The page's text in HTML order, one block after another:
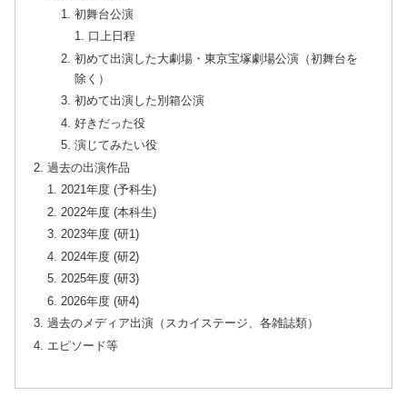
初舞台公演
口上日程
初めて出演した大劇場・東京宝塚劇場公演（初舞台を
除く）
初めて出演した別箱公演
好きだった役
演じてみたい役
過去の出演作品
2021年度 (予科生)
2022年度 (本科生)
2023年度 (研1)
2024年度 (研2)
2025年度 (研3)
2026年度 (研4)
過去のメディア出演（スカイステージ、各雑誌類）
エピソード等